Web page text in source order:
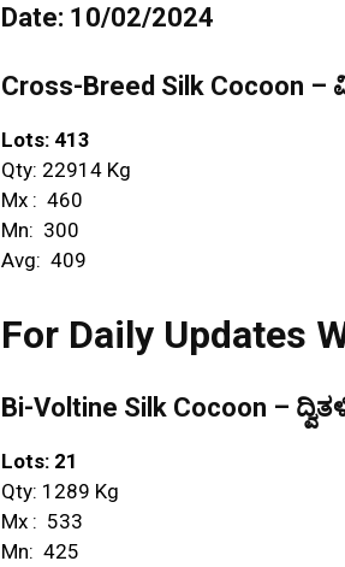
Date: 10/02/2024
Cross-Breed Silk Cocoon –
Lots: 413
Qty: 22914 Kg
Mx : ₹ 460
Mn: ₹ 300
Avg: ₹ 409
For Daily Updates
Bi-Voltine Silk Cocoon –
Lots: 21
Qty: 1289 Kg
Mx : ₹ 533
Mn: ₹ 425